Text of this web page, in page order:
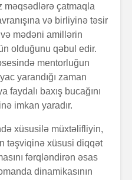
məqsədlərə çatmaqla
və birliyinə təsir
mədəni amillərin
olduğunu qəbul edir.
mentorluğun
yarandığı zaman
faydalı baxış bucağını
imkan yaradır.
xüsusilə müxtəlifliyin,
təşviqinə xüsusi diqqət
fərqləndirən əsas
dinamikasının